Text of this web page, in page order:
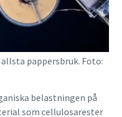
pappersbruk. Foto:
belastningen på
som cellulosarester